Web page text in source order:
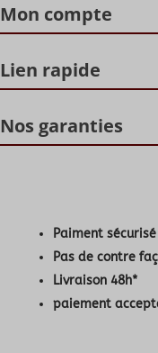
Mon compte
Lien rapide
Nos garanties
Paiment sécurisé
Pas de contre
Livraison 48h*
paiement